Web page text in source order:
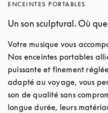
ENCEINTES PORTABLES
Un son sculptural. Où
Votre musique vous
Nos enceintes portables
puissante et finement
adapté au voyage, vous
son de qualité sans
longue durée, leurs